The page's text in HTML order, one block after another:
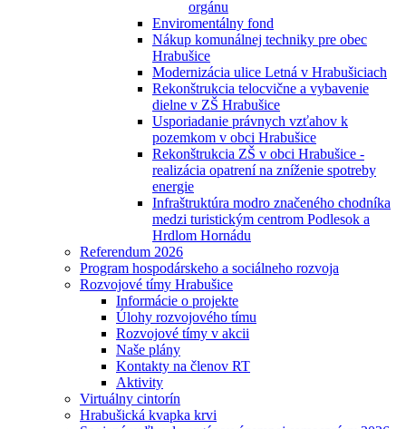
orgánu
Enviromentálny fond
Nákup komunálnej techniky pre obec
Hrabušice
Modernizácia ulice Letná v Hrabušiciach
Rekonštrukcia telocvične a vybavenie
dielne v ZŠ Hrabušice
Usporiadanie právnych vzťahov k
pozemkom v obci Hrabušice
Rekonštrukcia ZŠ v obci Hrabušice -
realizácia opatrení na zníženie spotreby
energie
Infraštruktúra modro značeného chodníka
medzi turistickým centrom Podlesok a
Hrdlom Hornádu
Referendum 2026
Program hospodárskeho a sociálneho rozvoja
Rozvojové tímy Hrabušice
Informácie o projekte
Úlohy rozvojového tímu
Rozvojové tímy v akcii
Naše plány
Kontakty na členov RT
Aktivity
Virtuálny cintorín
Hrabušická kvapka krvi